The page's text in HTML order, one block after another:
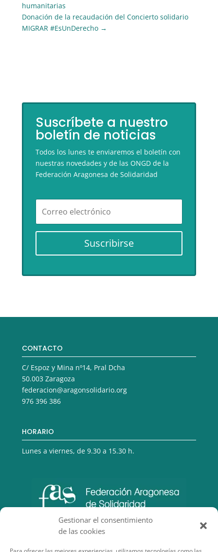
Gestionar el consentimiento
de las cookies
humanitarias
Donación de la recaudación del Concierto solidario
MIGRAR #EsUnDerecho→
Suscríbete a nuestro
boletín de noticias
Todos los lunes te enviaremos el boletín con
nuestras novedades y de las ONGD de la
Federación Aragonesa de Solidaridad
Suscribirse
CONTACTO
C/ Espoz y Mina nº14, Pral Dcha
50.003 Zaragoza
federacion@aragonsolidario.org
976 396 386
HORARIO
Lunes a viernes, de 9.30 a 15.30 h.